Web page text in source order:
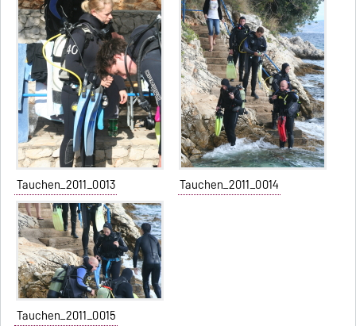
Tauchen_2011_0013 Tauchen_2011_0014
Tauchen_2011_0015